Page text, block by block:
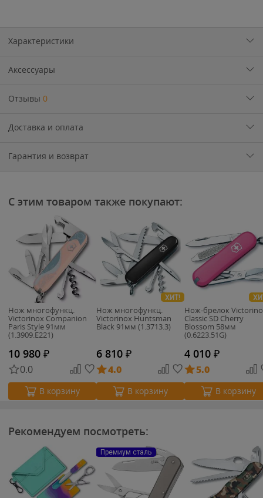
Характеристики
Аксессуары
Отзывы 0
Доставка и оплата
Гарантия и возврат
С этим товаром также покупают:
Нож многофункц.
Victorinox Companion
Paris Style 91мм
(1.3909.E221)
10 980 ₽
0.0
В корзину
ХИТ!
Нож многофункц.
Victorinox Huntsman
Black 91мм (1.3713.3)
6 810 ₽
4.0
В корзину
Нож-брелок
Classic SD Cherry
Blossom 58мм
(0.6223.51G)
4 010 ₽
5.0
В корзину
Рекомендуем посмотреть:
Премиум сталь